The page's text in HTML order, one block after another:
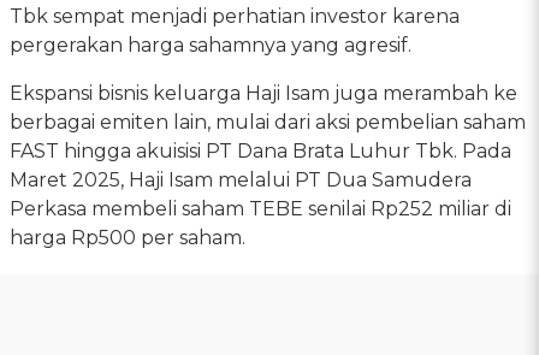
Tbk sempat menjadi perhatian investor karena
pergerakan harga sahamnya yang agresif.
Ekspansi bisnis keluarga Haji Isam juga merambah ke
berbagai emiten lain, mulai dari aksi pembelian saham
FAST hingga akuisisi PT Dana Brata Luhur Tbk. Pada
Maret 2025, Haji Isam melalui PT Dua Samudera
Perkasa membeli saham TEBE senilai Rp252 miliar di
harga Rp500 per saham.